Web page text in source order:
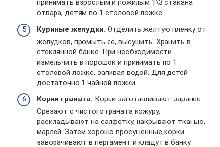
принимать взрослым и пожилым 1\3 стакана
отвара, детям по 1 столовой ложке.
Куриные желудки. Отделить желтую пленку от
желудков, промыть ее, высушить. Хранить в
стеклянной банке. При необходимости
измельчить в порошок и принимать по 1
столовой ложке, запивая водой. Для детей
достаточно 1 чайной ложки.
Корки граната. Корки заготавливают заранее.
Срезают с чистого граната кожуру,
раскладывают на салфетку, накрывают тканью,
марлей. Затем хорошо просушенные корки
заворачивают в пергамент и кладут в банку.